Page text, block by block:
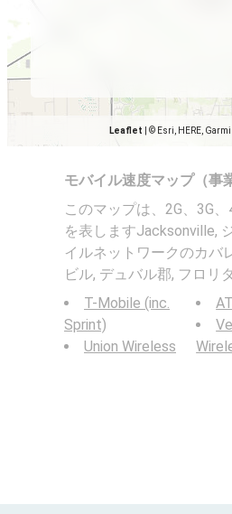
Leaflet © Esri, HERE,
モバイル速度マップ（事
このマップは、2G、3G
を表しますJacksonville,
イルネットワークのカバ
ビル, デュバル郡, フロリ
T-Mobile (inc.
Sprint)
Union Wireless